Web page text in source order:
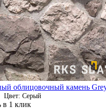
облицовочный камень
Цвет: Серый
в 1 клик